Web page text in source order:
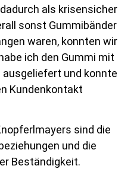
als krisensicher
sonst Gummibänder
waren, konnten wir
ich den Gummi mit
ausgeliefert und konnte
Kundenkontakt
sind die
und die
Beständigkeit.